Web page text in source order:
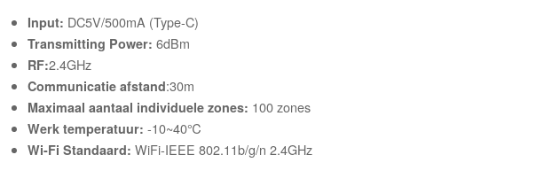
Input: DC5V/500mA (Type-C)
Transmitting Power: 6dBm
RF:2.4GHz
Communicatie afstand:30m
Maximaal aantaal individuele zones: 100 zones
Werk temperatuur:-10~40℃
Wi-Fi Standaard:WiFi-IEEE 802.11b/g/n 2.4GHz